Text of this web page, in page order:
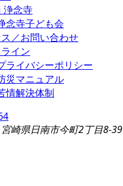
浄念寺
念寺子ども会
／お問い合わせ
イン
ライバシーポリシー
災マニュアル
情解決体制
崎県日南市今町2丁目8-39